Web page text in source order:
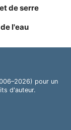
de serre
l'eau
pour un
d'auteur.